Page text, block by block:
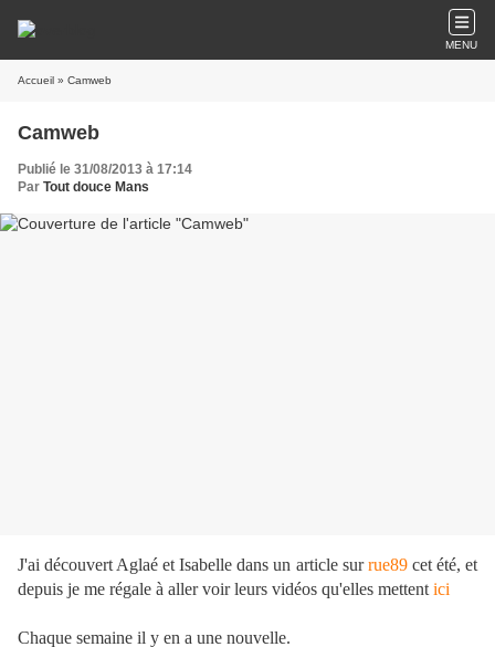
MENU
Accueil » Camweb
Camweb
Publié le 31/08/2013 à 17:14
Par Tout douce Mans
J'ai découvert Aglaé et Isabelle dans un article surrue89cet été, et
depuis je me régale à aller voir leurs vidéos qu'elles mettent ici
Chaque semaine il y en a une nouvelle.